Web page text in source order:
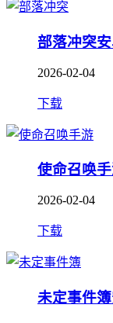
部落冲突
2026-02-04
下载
使命召唤
2026-02-04
下载
未定事件